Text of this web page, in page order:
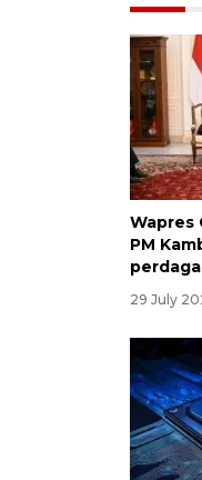
Wapres
PM
29 July